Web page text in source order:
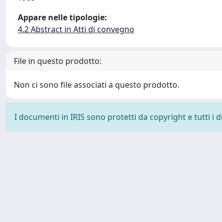
Appare nelle tipologie:
4.2 Abstract in Atti di convegno
File in questo prodotto:
Non ci sono file associati a questo prodotto.
I documenti in IRIS sono protetti da copyright e tutti i